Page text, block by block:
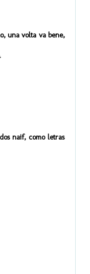
una volta va bene,
naif, como letras